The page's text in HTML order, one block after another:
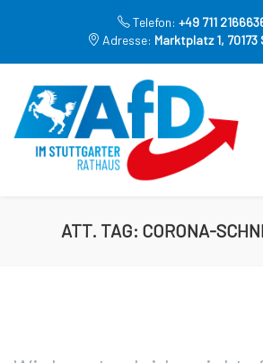
Telefon: +49 711
Adresse: Marktplatz 1,
ATT. TAG: CORONA-